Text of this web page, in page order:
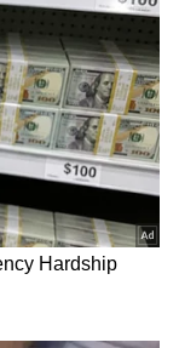
చేయడానికి
ఇక్కడ పేర్కొన్న
డౌన్ పేమెంట్‌తో